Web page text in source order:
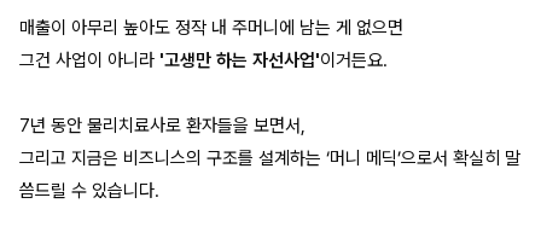
매출이 아무리 높아도 정작 내 주머니에 남는 게 없으면
그건 사업이 아니라 '고생만 하는 자선사업'이거든요.
7년 동안 물리치료사로 환자들을 보면서,
그리고 지금은 비즈니스의 구조를 설계하는 ‘머니 메딕’으로서 확실히 말
씀드릴 수 있습니다.